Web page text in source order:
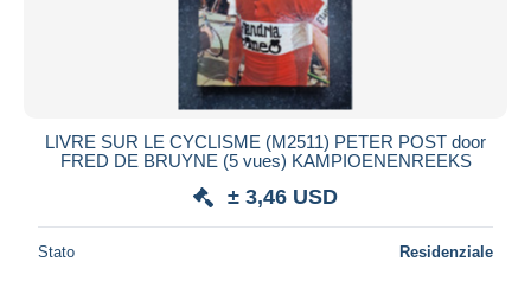
LIVRE SUR LE CYCLISME (M2511) PETER POST door
FRED DE BRUYNE (5 vues) KAMPIOENENREEKS
± 3,46 USD
Stato Residenziale